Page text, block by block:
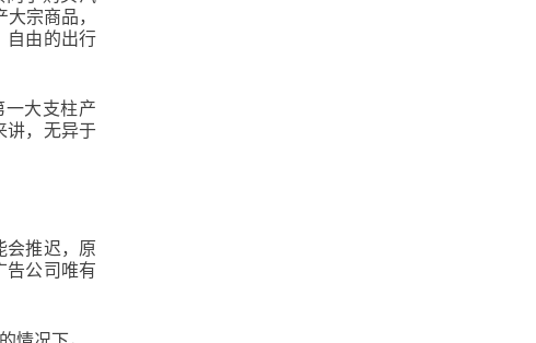
宗商品，
自由的出行
大支柱产
讲，无异于
会推迟，原
告公司唯有